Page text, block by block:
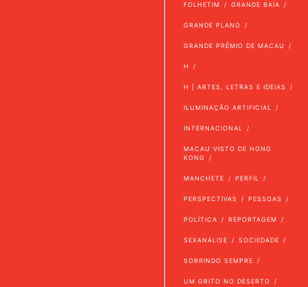
FOLHETIM GRANDE BAÍA
GRANDE PLANO
GRANDE PRÉMIO DE MACAU
H
H | ARTES, LETRAS E IDEIAS
ILUMINAÇÃO ARTIFICIAL
INTERNACIONAL
MACAU VISTO DE HONG
KONG
MANCHETE PERFIL
PERSPECTIVAS PESSOAS
POLÍTICA REPORTAGEM
SEXANÁLISE SOCIEDADE
SORRINDO SEMPRE
UM GRITO NO DESERTO